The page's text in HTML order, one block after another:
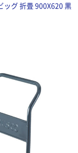
ッグ 折畳 900X620 黒